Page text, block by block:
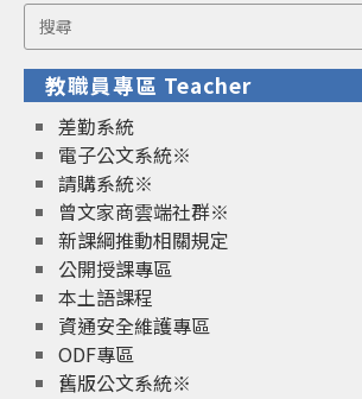
Search
for:
教職員專區 Teacher
差勤系統
電子公文系統※
請購系統※
曾文家商雲端社群※
新課綱推動相關規定
公開授課專區
本土語課程
資通安全維護專區
ODF專區
舊版公文系統※